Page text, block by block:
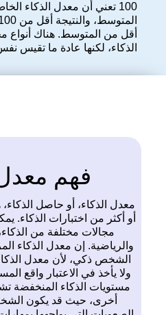
100 تعني أن معدل الذكاء
أقل من المتوسط. هناك أنواع
الذكاء، لكنها عادة ما تقيس نفس
فهم معدل
معدل الذكاء، أو حاصل الذكاء،
أو أكثر من اختبارات الذكاء.
مجالات مختلفة من الذكاء،
والرياضية. إن معدل الذكاء
الشخص ذكي، لأن معدل الذكاء
ولا يأخذ في الاعتبار واقع
مستويات الذكاء المنخفضة
أخرى، حيث قد يكون الشخص